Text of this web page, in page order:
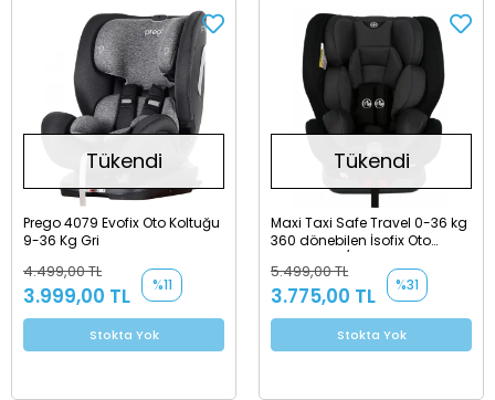
Tükendi
Prego 4079 Evofix Oto Koltuğu
9-36 Kg Gri
4.499,00 TL
3.999,00 TL %11
Stokta Yok
Tükendi
Maxi Taxi Safe Travel 0-36 kg
360 dönebilen İsofix Oto
Koltuğu Gri/Siyah
5.499,00 TL
3.775,00 TL %31
Stokta Yok